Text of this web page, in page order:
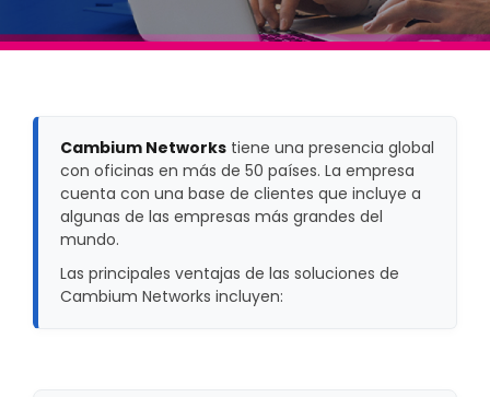
Cambium Networks tiene una presencia global
con oficinas en más de 50 países. La empresa
cuenta con una base de clientes que incluye a
algunas de las empresas más grandes del
mundo.
Las principales ventajas de las soluciones de
Cambium Networks incluyen: